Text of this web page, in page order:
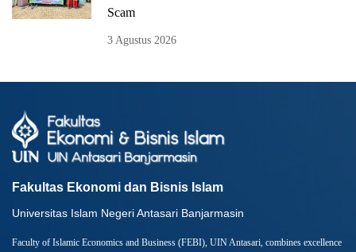
Scam
3 Agustus 2026
Fakultas Ekonomi dan Bisnis Islam
Universitas Islam Negeri Antasari Banjarmasin
Faculty of Islamic Economics and Business (FEBI), UIN Antasari, combines excellence